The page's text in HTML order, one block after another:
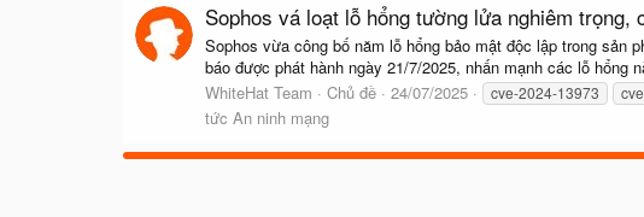
Sophos vá loạt lỗ hổng tường lửa nghiêm
Sophos vừa công bố năm lỗ hổng bảo mật độc lập trong sản
báo được phát hành ngày 21/7/2025, nhấn mạnh các lỗ
WhiteHat Team
Chủ đề 24/07/2025 cve-2024-13973
tức An ninh mạng